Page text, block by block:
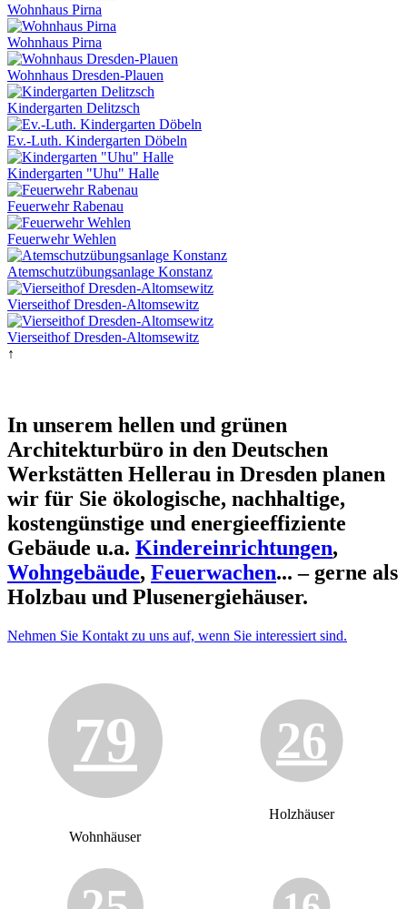
Wohnhaus Pirna
Wohnhaus Pirna
Wohnhaus Dresden-Plauen
Kindergarten Delitzsch
Ev.-Luth. Kindergarten Döbeln
Kindergarten "Uhu" Halle
Feuerwehr Rabenau
Feuerwehr Wehlen
Atemschutzübungsanlage Konstanz
Vierseithof Dresden-Altomsewitz
Vierseithof Dresden-Altomsewitz
↑
In unserem hellen und grünen
Architekturbüro in den Deutschen
Werkstätten Hellerau in Dresden planen
wir für Sie ökologische, nachhaltige,
kostengünstige und energieeffiziente
Gebäude u.a. Kindereinrichtungen,
Wohngebäude, Feuerwachen... – gerne als
Holzbau und Plusenergiehäuser.
Nehmen Sie Kontakt zu uns auf, wenn Sie interessiert sind.
79
Wohnhäuser
26
Holzhäuser